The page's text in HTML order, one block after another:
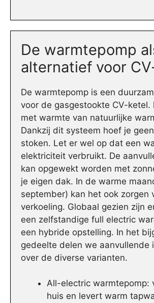
De warmtepomp
alternatief voor
De warmtepomp is een
voor de gasgestookte CV-ketel.
met warmte van natuurlijke
Dankzij dit systeem hoef je
stoken. Let er wel op dat een
elektriciteit verbruikt. De
kan opgewekt worden met
je eigen dak. In de warme
september) kan het ook zorgen
verkoeling. Globaal gezien zijn
een zelfstandige full electric
een hybride opstelling. In het
gedeelte delen we aanvullende
over de diverse varianten.
All-electric warmtepomp:
huis en levert warm